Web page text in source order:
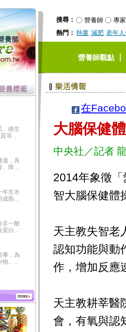
搜尋： 營養師
專家
熱門： 熱量 減肥 老年
營養師觀點｜
、維生
等...
溫，具
、降...
年生水
成熟...
非一般
蛋白...
黍，為
物。...
、磷...
飽和脂
和DH...
在
大腦保健
中央社／記者
2014年象徵
智大腦保健體
天主教失智老
認知功能與動
作，增加反應
天主教耕莘醫
會，有氧與認